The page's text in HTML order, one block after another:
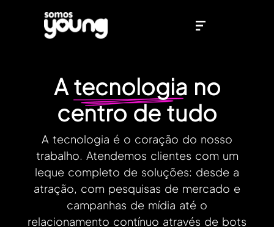
A tecnologia no
centro de tudo
A tecnologia é o coração do nosso
trabalho. Atendemos clientes com um
leque completo de soluções: desde a
atração, com pesquisas de mercado e
campanhas de mídia até o
relacionamento contínuo através de bots